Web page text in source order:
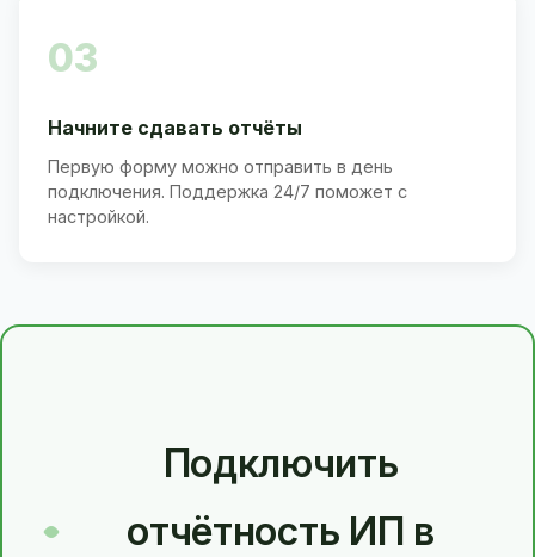
03
Начните сдавать отчёты
Первую форму можно отправить в день
подключения. Поддержка 24/7 поможет с
настройкой.
Подключить
отчётность ИП в